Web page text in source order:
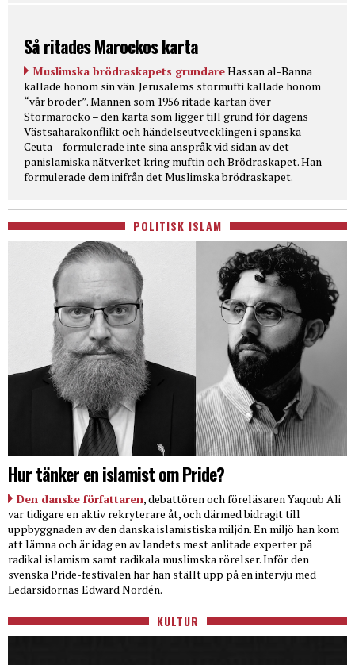
Så ritades Marockos karta
Muslimska brödraskapets grundareHassan al-Banna
kallade honom sin vän. Jerusalems stormufti kallade honom
“vår broder”. Mannen som 1956 ritade kartan över
Stormarocko – den karta som ligger till grund för dagens
Västsaharakonflikt och händelseutvecklingen i spanska
Ceuta – formulerade inte sina anspråk vid sidan av det
panislamiska nätverket kring muftin och Brödraskapet. Han
formulerade dem inifrån det Muslimska brödraskapet.
POLITISK ISLAM
Hur tänker en islamist om Pride?
Den danske författaren, debattören och föreläsaren Yaqoub Ali
var tidigare en aktiv rekryterare åt, och därmed bidragit till
uppbyggnaden av den danska islamistiska miljön. En miljö han kom
att lämna och är idag en av landets mest anlitade experter på
radikal islamism samt radikala muslimska rörelser. Inför den
svenska Pride-festivalen har han ställt upp på en intervju med
Ledarsidornas Edward Nordén.
KULTUR